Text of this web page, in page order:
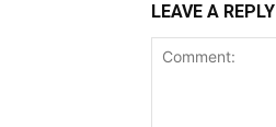
LEAVE A REPLY